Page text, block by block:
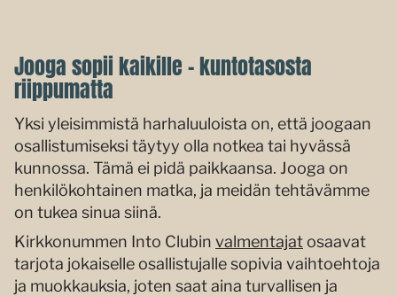
Jooga sopii kaikille – kuntotasosta
riippumatta
Yksi yleisimmistä harhaluuloista on, että joogaan
osallistumiseksi täytyy olla notkea tai hyvässä
kunnossa. Tämä ei pidä paikkaansa. Jooga on
henkilökohtainen matka, ja meidän tehtävämme
on tukea sinua siinä.
Kirkkonummen Into Clubin valmentajatosaavat
tarjota jokaiselle osallistujalle sopivia vaihtoehtoja
ja muokkauksia, joten saat aina turvallisen ja